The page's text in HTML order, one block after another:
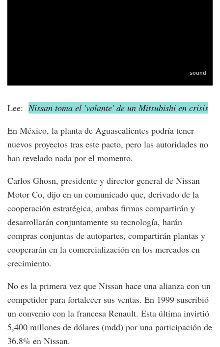
Lee: Nissan toma el 'volante' de un Mitsubishi en crisis
En México, la planta de Aguascalientes podría tener
nuevos proyectos tras este pacto, pero las autoridades no
han revelado nada por el momento.
Carlos Ghosn, presidente y director general de Nissan
Motor Co, dijo en un comunicado que, derivado de la
cooperación estratégica, ambas firmas compartirán y
desarrollarán conjuntamente su tecnología, harán
compras conjuntas de autopartes, compartirán plantas y
cooperarán en la comercialización en los mercados en
crecimiento.
No es la primera vez que Nissan hace una alianza con un
competidor para fortalecer sus ventas. En 1999 suscribió
un convenio con la francesa Renault. Esta última invirtió
5,400 millones de dólares (mdd) por una participación de
36.8% en Nissan.